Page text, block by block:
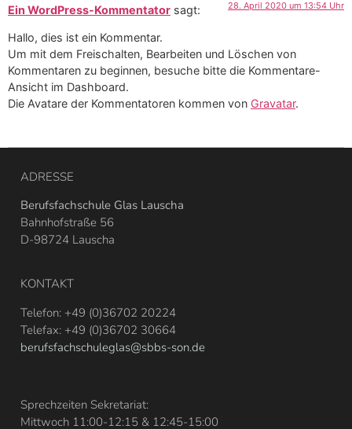
Ein WordPress-Kommentator sagt: 28. April 2020 um 13:54 Uhr
Hallo, dies ist ein Kommentar.
Um mit dem Freischalten, Bearbeiten und Löschen von
Kommentaren zu beginnen, besuche bitte die Kommentare-
Ansicht im Dashboard.
Die Avatare der Kommentatoren kommen von Gravatar.
ADRESSE
Berufsfachschule Glas Lauscha
Bahnhofstraße 56
D-98724 Lauscha
KONTAKT
Telefon: +49 (0)36702 20224
Telefax: +49 (0)36702 30664
berufsfachschuleglas@sbbs-son.de
Sprechzeiten Sekretariat:
Mittwoch 11:00-12:15 & 12:45-15:00